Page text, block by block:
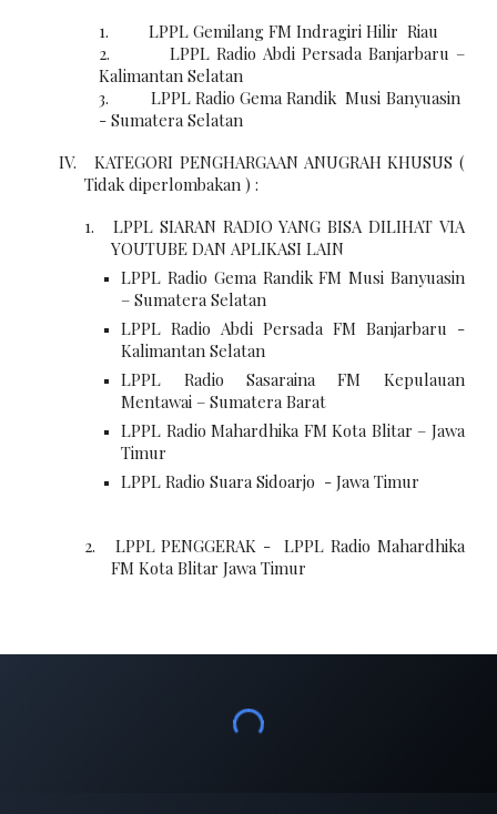
1. LPPL Gemilang FM Indragiri Hilir Riau
2. LPPL Radio Abdi Persada Banjarbaru –
Kalimantan Selatan
3. LPPL Radio Gema Randik Musi Banyuasin
- Sumatera Selatan
IV. KATEGORI PENGHARGAAN ANUGRAH KHUSUS (
Tidak diperlombakan ) :
1. LPPL SIARAN RADIO YANG BISA DILIHAT VIA
YOUTUBE DAN APLIKASI LAIN
LPPL Radio Gema Randik FM Musi Banyuasin
– Sumatera Selatan
LPPL Radio Abdi Persada FM Banjarbaru -
Kalimantan Selatan
LPPL Radio Sasaraina FM Kepulauan
Mentawai – Sumatera Barat
LPPL Radio Mahardhika FM Kota Blitar – Jawa
Timur
LPPL Radio Suara Sidoarjo - Jawa Timur
2. LPPL PENGGERAK - LPPL Radio Mahardhika
FM Kota Blitar Jawa Timur